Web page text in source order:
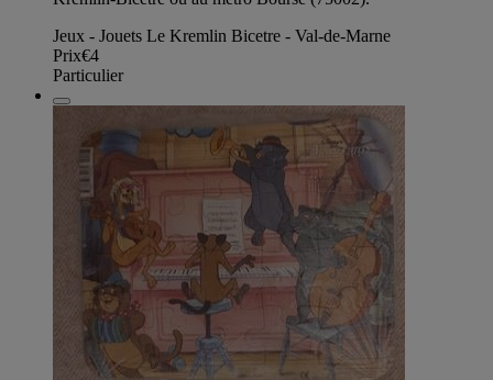
Jeux - Jouets Le Kremlin Bicetre - Val-de-Marne
Prix€4
Particulier